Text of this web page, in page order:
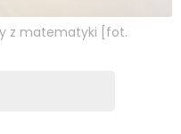
z matematyki [fot.